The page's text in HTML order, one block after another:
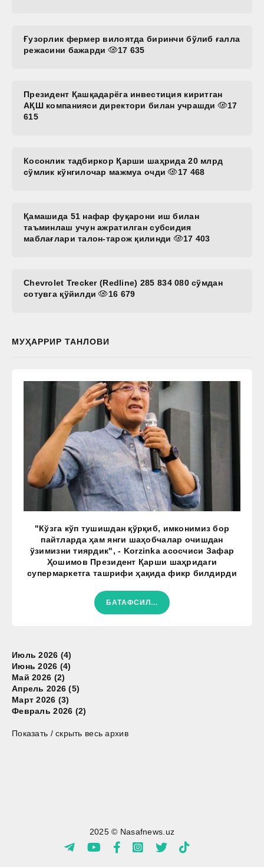
Ғузорлик фермер вилоятда биринчи бўлиб ғалла
режасини бажарди
17 635
Президент Қашқадарёга инвестиция киритган
АҚШ компанияси директори билан учрашди
17
615
Косонлик тадбиркор Қарши шаҳрида 20 млрд
сўмлик кўнгилочар мажмуа очди
17 468
Қамашида 51 нафар фуқарони иш билан
таъминлаш учун ажратилган субсидия
маблағлари талон-тарож қилинди
17 403
Chevrolet Trecker (Redline) 285 834 080 сўмдан
сотувга қўйилди
16 679
МУҲАРРИР ТАНЛОВИ
"Кўзга кўп тушишдан қўрқиб, имконимиз бор
пайтларда ҳам янги шаҳобчалар очишдан
ўзимизни тиярдик", - Korzinka асосчиси Зафар
Ҳошимов Президент Қарши шаҳридаги
супермаркетга ташрифи ҳақида фикр билдирди
БАТАФСИЛ...
Июль 2026 (4)
Июнь 2026 (4)
Май 2026 (2)
Апрель 2026 (5)
Март 2026 (3)
Февраль 2026 (2)
Показать / скрыть весь архив
2025 © Nasafnews.uz